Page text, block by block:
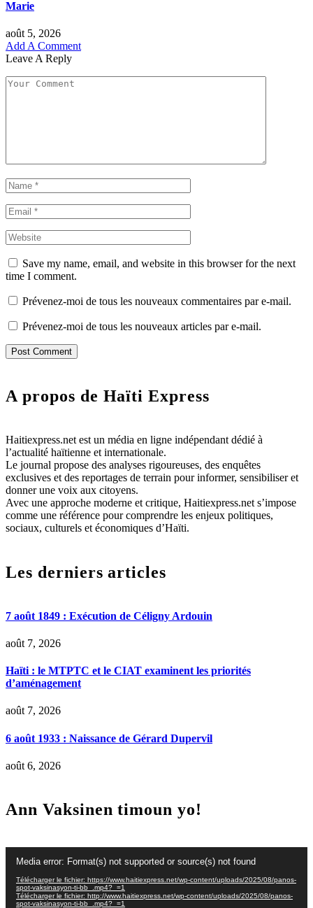
Marie
août 5, 2026
Add A Comment
Leave A Reply
Save my name, email, and website in this browser for the next
time I comment.
Prévenez-moi de tous les nouveaux commentaires par e-mail.
Prévenez-moi de tous les nouveaux articles par e-mail.
A propos de Haïti Express
Haitiexpress.net est un média en ligne indépendant dédié à
l’actualité haïtienne et internationale.
Le journal propose des analyses rigoureuses, des enquêtes
exclusives et des reportages de terrain pour informer, sensibiliser et
donner une voix aux citoyens.
Avec une approche moderne et critique, Haitiexpress.net s’impose
comme une référence pour comprendre les enjeux politiques,
sociaux, culturels et économiques d’Haïti.
Les derniers articles
7 août 1849 : Exécution de Céligny Ardouin
août 7, 2026
Haïti : le MTPTC et le CIAT examinent les priorités
d’aménagement
août 7, 2026
6 août 1933 : Naissance de Gérard Dupervil
août 6, 2026
Ann Vaksinen timoun yo!
vidéo
Media error: Format(s) not supported or source(s) not found
Télécharger le fichier: https://www.haitiexpress.net/wp-content/uploads/2025/08/panos-
spot-vaksinasyon-ti-bb_.mp4?_=1
Télécharger le fichier: http://www.haitiexpress.net/wp-content/uploads/2025/08/panos-
spot-vaksinasyon-ti-bb_.mp4?_=1